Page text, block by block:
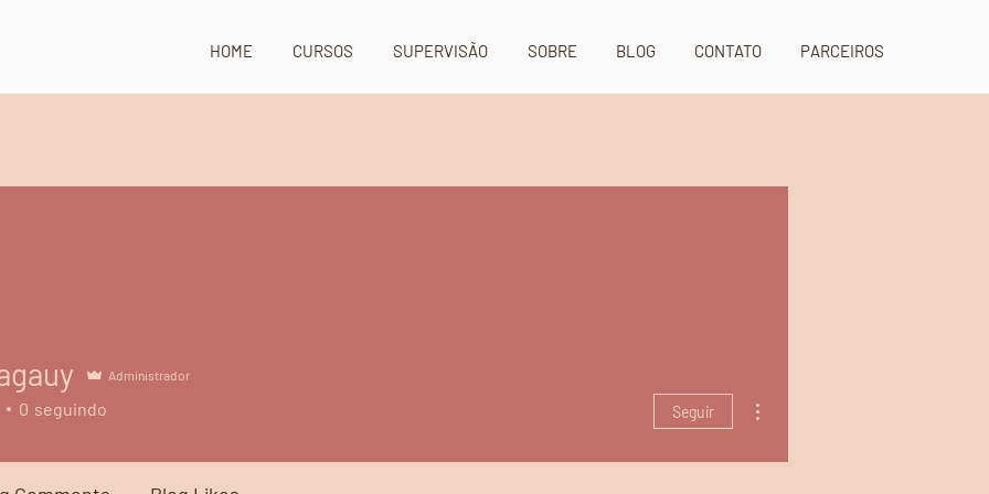
HOME CURSOS SUPERVISÃO SOBRE BLOG CONTATO PARCEIROS
Administrador
0 seguindo Seguir